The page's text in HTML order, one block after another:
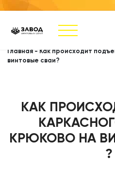
Главная - Как происходит
винтовые сваи?
КАК
КРЮКОВО НА
?